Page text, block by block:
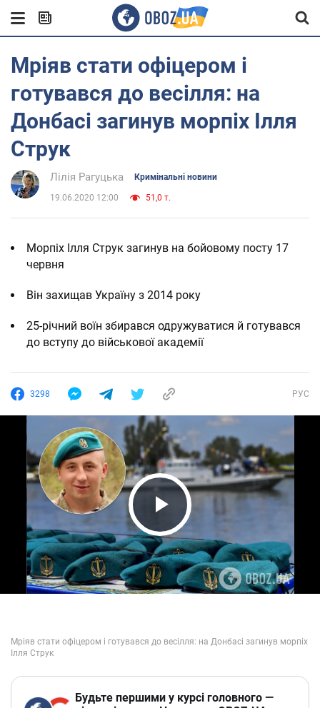
Мріяв стати офіцером і
готувався до весілля: на
Донбасі загинув морпіх Ілля
Струк
Лілія Рагуцька Кримінальні новини
19.06.2020 12:00 51,0 т.
Морпіх Ілля Струк загинув на бойовому посту 17
червня
Він захищав Україну з 2014 року
25-річний воїн збирався одружуватися й готувався
до вступу до військової академії
3298 РУС
Play Video
Будьте першими у курсі головного —